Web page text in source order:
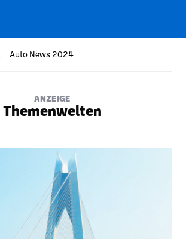
Auto News 2024
ANZEIGE
Themenwelten